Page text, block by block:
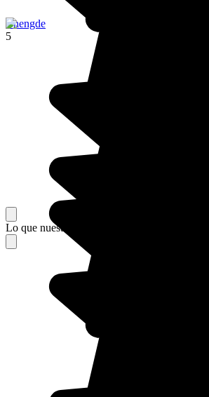
Chengde
5
Lo que nuestros viajeros piensan de su estancia